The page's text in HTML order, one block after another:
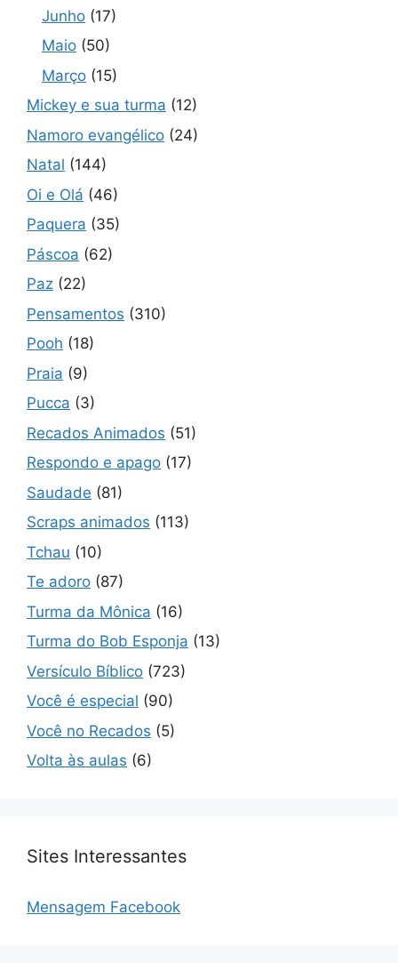
Junho (17)
Maio (50)
Março (15)
Mickey e sua turma (12)
Namoro evangélico (24)
Natal (144)
Oi e Olá (46)
Paquera (35)
Páscoa (62)
Paz (22)
Pensamentos (310)
Pooh (18)
Praia (9)
Pucca (3)
Recados Animados (51)
Respondo e apago (17)
Saudade (81)
Scraps animados (113)
Tchau (10)
Te adoro (87)
Turma da Mônica (16)
Turma do Bob Esponja (13)
Versículo Bíblico (723)
Você é especial (90)
Você no Recados (5)
Volta às aulas (6)
Sites Interessantes
Mensagem Facebook